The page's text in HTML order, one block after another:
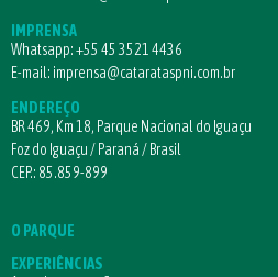
IMPRENSA
Whatsapp:+55 45 3521 4436
E-mail: imprensa@catarataspni.com.br
ENDEREÇO
BR 469, Km 18, Parque Nacional do Iguaçu
Foz do Iguaçu / Paraná / Brasil
CEP.: 85.859-899
O PARQUE
EXPERIÊNCIAS